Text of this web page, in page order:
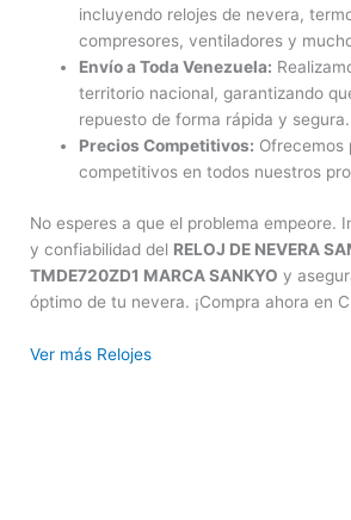
incluyendo relojes de nevera,
compresores, ventiladores y
Envío a Toda Venezuela:
territorio nacional, garantizando
repuesto de forma rápida y segura.
Precios Competitivos: Ofrecemos
competitivos en todos nuestros
No esperes a que el problema empeore.
y confiabilidad del RELOJ DE NEVERA
TMDE720ZD1 MARCA SANKYO y
óptimo de tu nevera. ¡Compra ahora en
Ver más Relojes